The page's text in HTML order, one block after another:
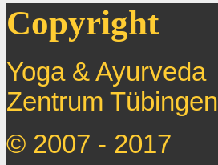
Copyright
Yoga & Ayurveda
Zentrum Tübingen
© 2007 - 2017